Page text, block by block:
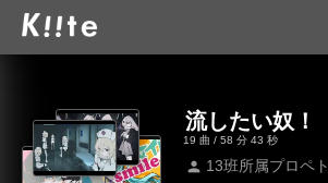
流したい奴！
19 曲 / 58 分 43 秒
person 13班所属プロペト